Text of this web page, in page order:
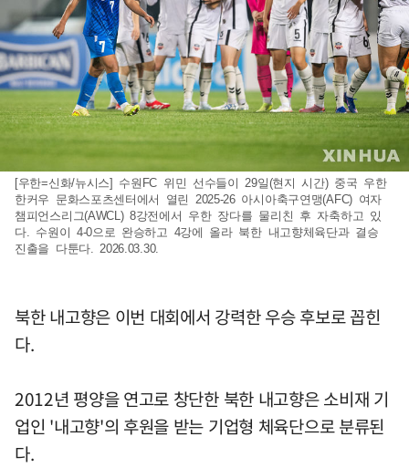
[우한=신화/뉴시스] 수원FC 위민 선수들이 29일(현지 시간) 중국 우한
한커우 문화스포츠센터에서 열린 2025-26 아시아축구연맹(AFC) 여자
챔피언스리그(AWCL) 8강전에서 우한 장다를 물리친 후 자축하고 있
다. 수원이 4-0으로 완승하고 4강에 올라 북한 내고향체육단과 결승
진출을 다툰다. 2026.03.30.
북한 내고향은 이번 대회에서 강력한 우승 후보로 꼽힌
다.
2012년 평양을 연고로 창단한 북한 내고향은 소비재 기
업인 '내고향'의 후원을 받는 기업형 체육단으로 분류된
다.